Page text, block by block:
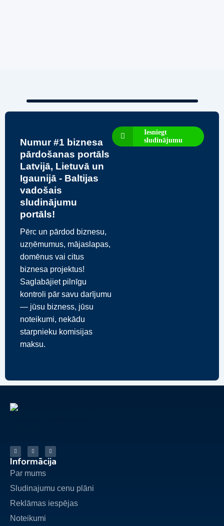
Numur #1 biznesa
pārdošanas portāls
Latvijā, Lietuvā un
Igaunijā - Baltijas
vadošais
sludinājumu
portāls!
Pērc un pārdod biznesu,
uzņēmumus, mājaslapas,
domēnus vai citus
biznesa projektus!
Saglabājiet pilnīgu
kontroli pār savu darījumu
— jūsu bizness, jūsu
noteikumi, nekādu
starpnieku komisijas
maksu.
Iesniegt
sludinājumu
Informācija
Par mums
Sludinajumu cenu plāni
Reklāmas iespējas
Noteikumi